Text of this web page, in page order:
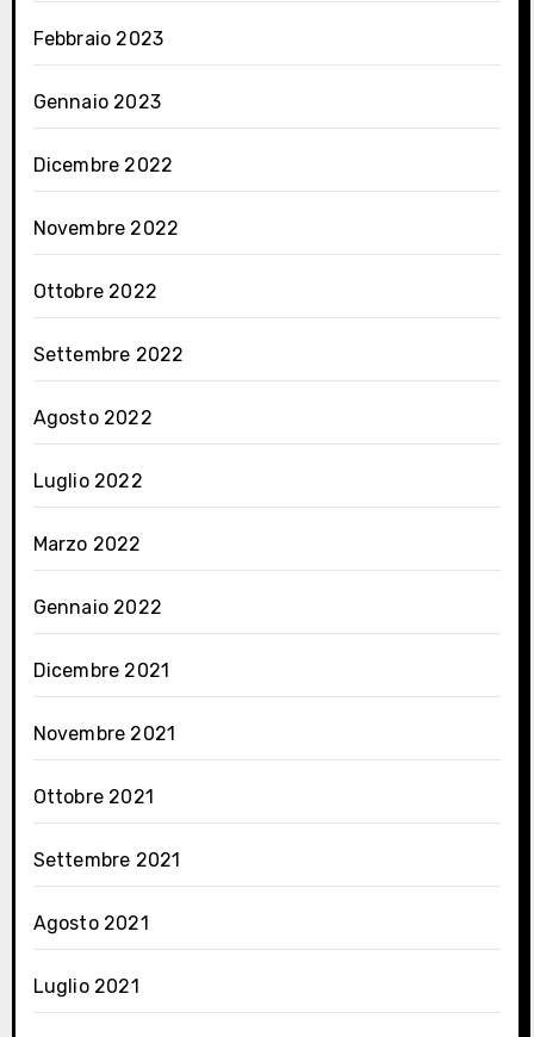
Febbraio 2023
Gennaio 2023
Dicembre 2022
Novembre 2022
Ottobre 2022
Settembre 2022
Agosto 2022
Luglio 2022
Marzo 2022
Gennaio 2022
Dicembre 2021
Novembre 2021
Ottobre 2021
Settembre 2021
Agosto 2021
Luglio 2021